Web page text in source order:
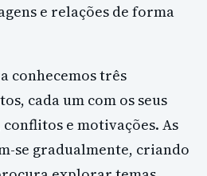
e relações de forma
conhecemos três
cada um com os seus
e motivações. As
se gradualmente, criando